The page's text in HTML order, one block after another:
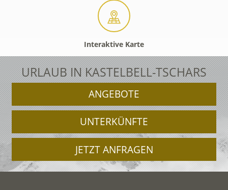
Interaktive Karte
URLAUB IN KASTELBELL-TSCHARS
ANGEBOTE
UNTERKÜNFTE
JETZT ANFRAGEN